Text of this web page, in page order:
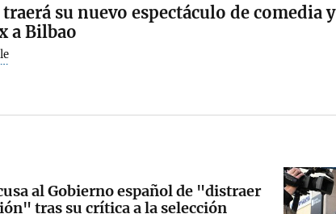
su nuevo espectáculo de comedia y
a Bilbao
al Gobierno español de "distraer
tras su crítica a la selección